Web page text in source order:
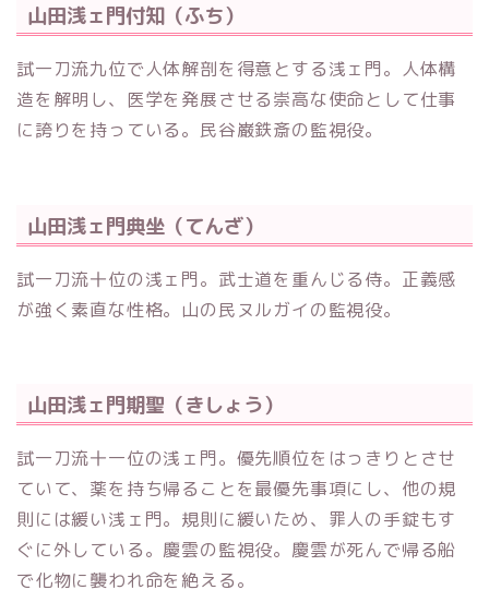
山田浅ェ門付知（ふち）
試一刀流九位で人体解剖を得意とする浅ェ門。人体構
造を解明し、医学を発展させる崇高な使命として仕事
に誇りを持っている。民谷巌鉄斎の監視役。
山田浅ェ門典坐（てんざ）
試一刀流十位の浅ェ門。武士道を重んじる侍。正義感
が強く素直な性格。山の民ヌルガイの監視役。
山田浅ェ門期聖（きしょう）
試一刀流十一位の浅ェ門。優先順位をはっきりとさせ
ていて、薬を持ち帰ることを最優先事項にし、他の規
則には緩い浅ェ門。規則に緩いため、罪人の手錠もす
ぐに外している。慶雲の監視役。慶雲が死んで帰る船
で化物に襲われ命を絶える。